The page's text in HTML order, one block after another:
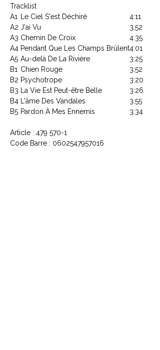
Tracklist
A1
Le Ciel S'est Déchiré
4:11
A2 J'ai Vu
3:52
A3 Chemin De Croix
4:35
A4 Pendant Que Les Champs Brûlent4:01
A5 Au-delà De La Rivière
3:25
B1 Chien Rouge
3:52
B2 Psychotrope
3:20
B3
La Vie Est Peut-être Belle
3:26
B4
L'âme Des Vandales
3:55
B5 Pardon À Mes Ennemis 3:34
Article : 479 570-1
Code Barre : 0602547957016